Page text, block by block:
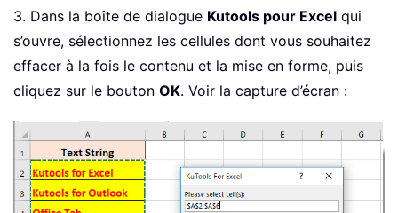
3. Dans la boîte de dialogue Kutools pour Excel qui
s’ouvre, sélectionnez les cellules dont vous souhaitez
effacer à la fois le contenu et la mise en forme, puis
cliquez sur le bouton OK. Voir la capture d’écran :